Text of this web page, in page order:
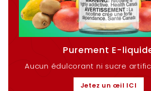
Purement E-
Aucun édulcorant ni sucre
Jetez un œil ICI